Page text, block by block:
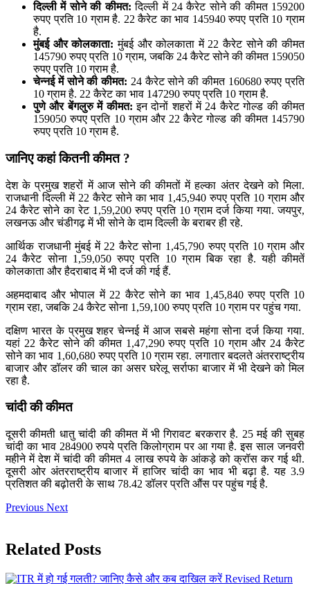
दिल्ली में सोने की कीमत: दिल्ली में 24 कैरेट सोने की कीमत 159200
रुपए प्रति 10 ग्राम है. 22 कैरेट का भाव 145940 रुपए प्रति 10 ग्राम
है.
मुंबई और कोलकाता: मुंबई और कोलकाता में 22 कैरेट सोने की कीमत
145790 रुपए प्रति 10 ग्राम, जबकि 24 कैरेट सोने की कीमत 159050
रुपए प्रति 10 ग्राम है.
चेन्नई में सोने की कीमत: 24 कैरेट सोने की कीमत 160680 रुपए प्रति
10 ग्राम है. 22 कैरेट का भाव 147290 रुपए प्रति 10 ग्राम है.
पुणे और बेंगलुरु में कीमत: इन दोनों शहरों में 24 कैरेट गोल्ड की कीमत
159050 रुपए प्रति 10 ग्राम और 22 कैरेट गोल्ड की कीमत 145790
रुपए प्रति 10 ग्राम है.
जानिए कहां कितनी कीमत ?
देश के प्रमुख शहरों में आज सोने की कीमतों में हल्का अंतर देखने को मिला.
राजधानी दिल्ली में 22 कैरेट सोने का भाव 1,45,940 रुपए प्रति 10 ग्राम और
24 कैरेट सोने का रेट 1,59,200 रुपए प्रति 10 ग्राम दर्ज किया गया. जयपुर,
लखनऊ और चंडीगढ़ में भी सोने के दाम दिल्ली के बराबर ही रहे.
आर्थिक राजधानी मुंबई में 22 कैरेट सोना 1,45,790 रुपए प्रति 10 ग्राम और
24 कैरेट सोना 1,59,050 रुपए प्रति 10 ग्राम बिक रहा है. यही कीमतें
कोलकाता और हैदराबाद में भी दर्ज की गई हैं.
अहमदाबाद और भोपाल में 22 कैरेट सोने का भाव 1,45,840 रुपए प्रति 10
ग्राम रहा, जबकि 24 कैरेट सोना 1,59,100 रुपए प्रति 10 ग्राम पर पहुंच गया.
दक्षिण भारत के प्रमुख शहर चेन्नई में आज सबसे महंगा सोना दर्ज किया गया.
यहां 22 कैरेट सोने की कीमत 1,47,290 रुपए प्रति 10 ग्राम और 24 कैरेट
सोने का भाव 1,60,680 रुपए प्रति 10 ग्राम रहा. लगातार बदलते अंतरराष्ट्रीय
बाजार और डॉलर की चाल का असर घरेलू सर्राफा बाजार में भी देखने को मिल
रहा है.
चांदी की कीमत
दूसरी कीमती धातु चांदी की कीमत में भी गिरावट बरकरार है. 25 मई की सुबह
चांदी का भाव 284900 रुपये प्रति किलोग्राम पर आ गया है. इस साल जनवरी
महीने में देश में चांदी की कीमत 4 लाख रुपये के आंकड़े को क्रॉस कर गई थी.
दूसरी ओर अंतरराष्ट्रीय बाजार में हाजिर चांदी का भाव भी बढ़ा है. यह 3.9
प्रतिशत की बढ़ोतरी के साथ 78.42 डॉलर प्रति औंस पर पहुंच गई है.
Previous Next
Related Posts